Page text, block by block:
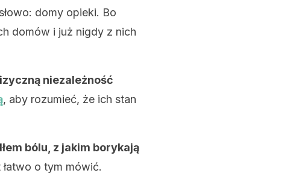
domy opieki. Bo
domów i już nigdy z nich
niezależność
, aby rozumieć, że ich stan
bólu, z jakim borykają
łatwo o tym mówić.